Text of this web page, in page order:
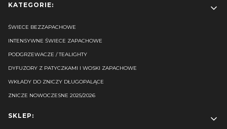
KATEGORIE:
ŚWIECE BEZZAPACHOWE
INTENSYWNE ŚWIECE ZAPACHOWE
PODGRZEWACZE / TEALIGHTY
DYFUZORY Z PATYCZKAMI I WOSKI ZAPACHOWE
WKŁADY DO ZNICZY DŁUGOPALĄCE
ZNICZE NOWOCZESNE 2025/2026
SKLEP: